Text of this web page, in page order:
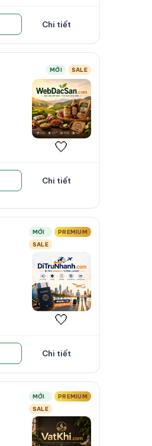
Chi tiết
MỚI SALE
🤍
Chi tiết
MỚI
PREMIUM
SALE
🤍
Chi tiết
MỚI
PREMIUM
SALE